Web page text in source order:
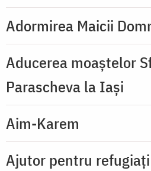
Adormirea Maicii
Aducerea moaștelor
Parascheva la Iași
Aim-Karem
Ajutor pentru refugiați